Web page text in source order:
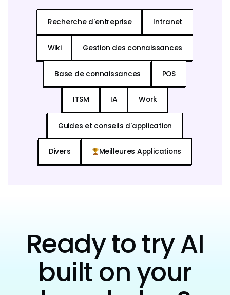
Recherche d'entreprise Intranet
Wiki Gestion des connaissances
Base de connaissances POS
ITSM IA Work
Guides et conseils d'application
Divers Meilleures Applications
Ready to try AI
built on your